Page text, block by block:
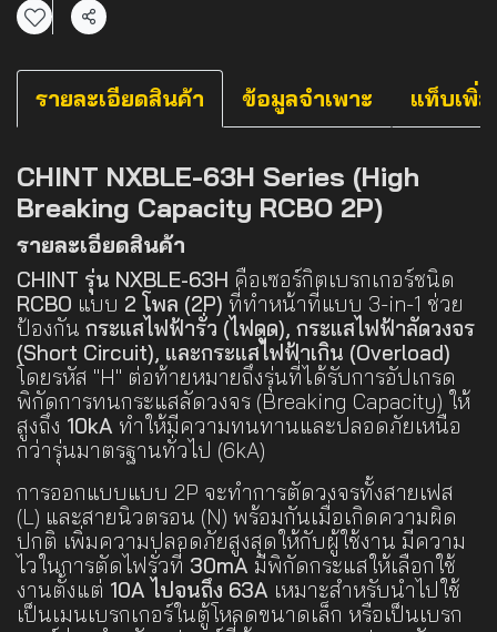
แชร์
รายละเอียดสินค้า ข้อมูลจำเพาะ แท็บเพิ่ม
CHINT NXBLE-63H Series (High
Breaking Capacity RCBO 2P)
รายละเอียดสินค้า
CHINT รุ่น NXBLE-63H คือเซอร์กิตเบรกเกอร์ชนิด
RCBO แบบ 2 โพล (2P) ที่ทำหน้าที่แบบ 3-in-1 ช่วย
ป้องกัน กระแสไฟฟ้ารั่ว (ไฟดูด), กระแสไฟฟ้าลัดวงจร
(Short Circuit), และกระแสไฟฟ้าเกิน (Overload)
โดยรหัส "H" ต่อท้ายหมายถึงรุ่นที่ได้รับการอัปเกรด
พิกัดการทนกระแสลัดวงจร (Breaking Capacity) ให้
สูงถึง 10kA ทำให้มีความทนทานและปลอดภัยเหนือ
กว่ารุ่นมาตรฐานทั่วไป (6kA)
การออกแบบแบบ 2P จะทำการตัดวงจรทั้งสายเฟส
(L) และสายนิวตรอน (N) พร้อมกันเมื่อเกิดความผิด
ปกติ เพิ่มความปลอดภัยสูงสุดให้กับผู้ใช้งาน มีความ
ไวในการตัดไฟรั่วที่ 30mA มีพิกัดกระแสให้เลือกใช้
งานตั้งแต่ 10A ไปจนถึง 63A เหมาะสำหรับนำไปใช้
เป็นเมนเบรกเกอร์ในตู้โหลดขนาดเล็ก หรือเป็นเบรก